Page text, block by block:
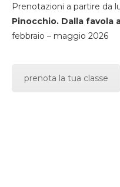
Prenotazioni a partire da
Pinocchio. Dalla favola
febbraio – maggio 2026
prenota la tua classe